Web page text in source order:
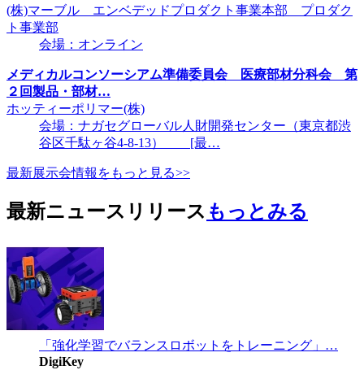
(株)マーブル エンベデッドプロダクト事業本部 プロダク
ト事業部
会場：オンライン
メディカルコンソーシアム準備委員会 医療部材分科会 第
２回製品・部材…
ホッティーポリマー(株)
会場：ナガセグローバル人財開発センター（東京都渋
谷区千駄ヶ谷4-8-13） [最…
最新展示会情報をもっと見る>>
最新ニュースリリース もっとみる
「強化学習でバランスロボットをトレーニング」…
DigiKey